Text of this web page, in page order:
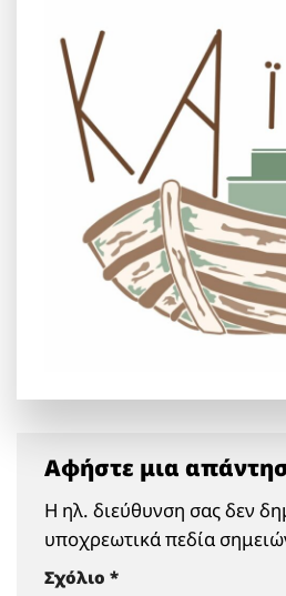
Αφήστε μια
Η ηλ. διεύθυνση σας δεν
υποχρεωτικά πεδία
Σχόλιο *